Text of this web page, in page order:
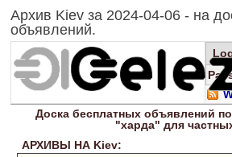
Архив Kiev за 2024-04-06 - на
объявлений.
Доска бесплатныхобъявлений
"харда" для
АРХИВЫ НА Kiev: